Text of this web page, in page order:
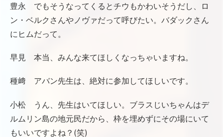
豊永 でもそうなってくるとチウもかわいそうだし、ロ
ン・ベルクさんやノヴァだって呼びたい。バダックさん
にヒムだって。
早見 本当、みんな来てほしくなっちゃいますね。
種﨑 アバン先生は、絶対に参加してほしいです。
小松 うん、先生はいてほしい。ブラスじいちゃんはデ
ルムリン島の地元民だから、枠を埋めずにその場にいて
もいいですよね？(笑)